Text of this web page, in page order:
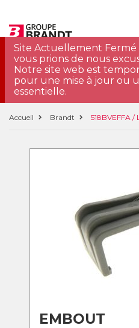
Site Actuellement
vous prions de nous
Notre site web est
pour une mise à jour ou
essentielle.
Accueil Brandt 518BVEFFA /
EMBOUT